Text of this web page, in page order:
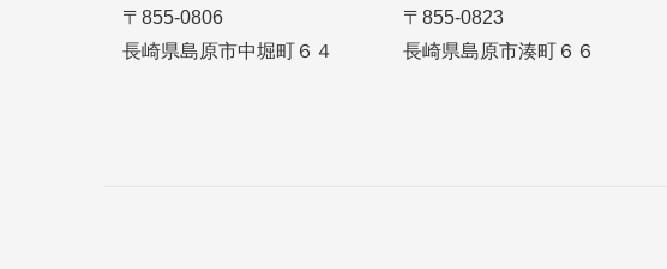
〒855-0806
長崎県島原市中堀町６４
〒855-0823
長崎県島原市湊町６６